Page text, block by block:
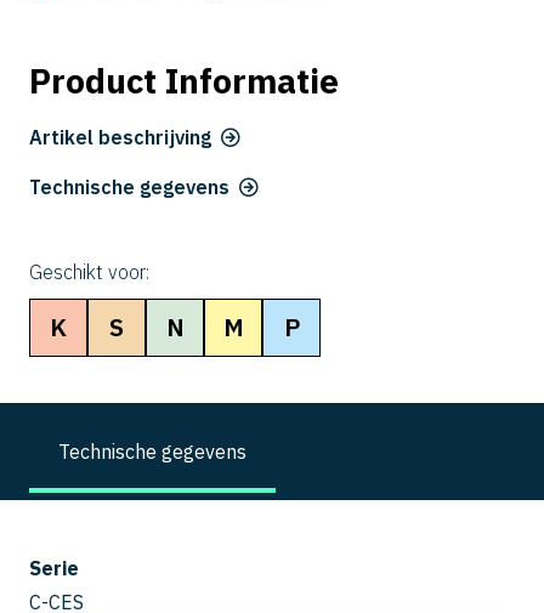
Product Informatie
Artikel beschrijving
Technische gegevens
Geschikt voor:
K S N M P
Technische gegevens
Serie
C-CES